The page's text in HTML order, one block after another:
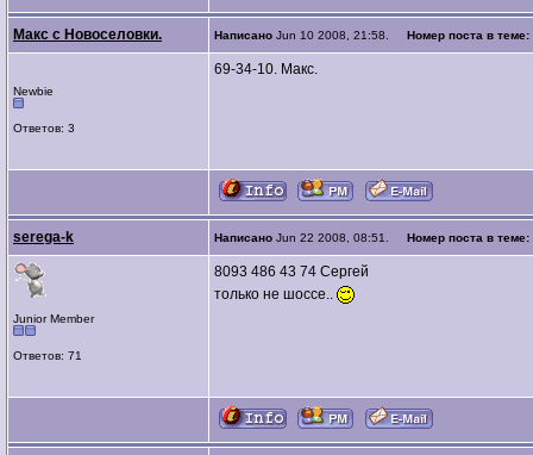
Макс с Новоселовки. Написано Jun 10 2008, 21:58. Номер поста в теме:
Newbie
Ответов: 3
69-34-10. Макс.
serega-k Написано Jun 22 2008, 08:51. Номер поста в теме:
Junior Member
Ответов: 71
8093 486 43 74 Сергей
только не шоссе..